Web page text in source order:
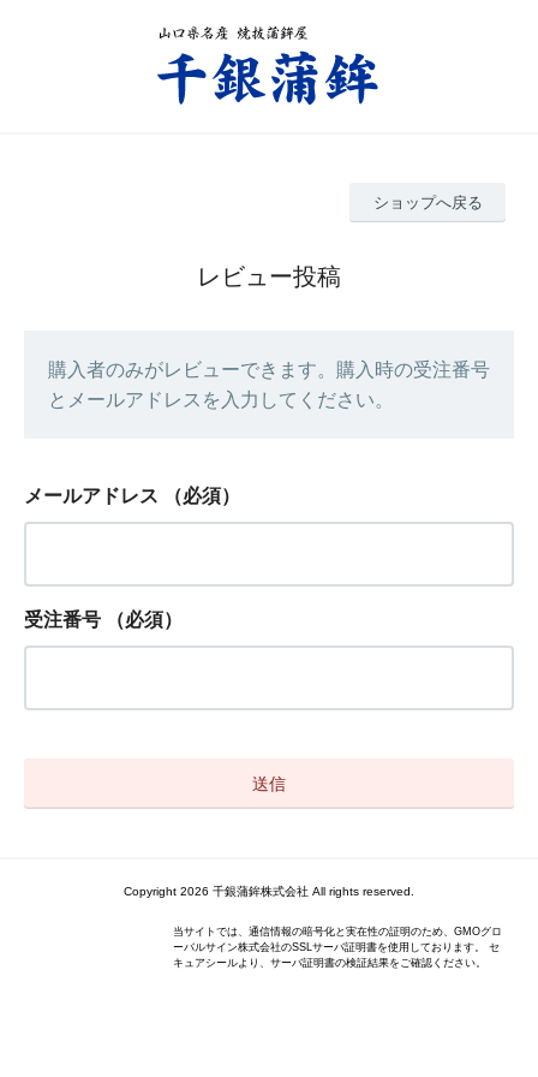
ショップへ戻る
レビュー投稿
購入者のみがレビューできます。購入時の受注番号
とメールアドレスを入力してください。
メールアドレス （必須）
受注番号 （必須）
Copyright 2026 千銀蒲鉾株式会社 All rights reserved.
当サイトでは、通信情報の暗号化と実在性の証明のため、GMOグロ
ーバルサイン株式会社のSSLサーバ証明書を使用しております。 セ
キュアシールより、サーバ証明書の検証結果をご確認ください。